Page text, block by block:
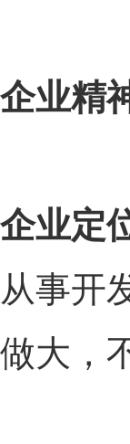
企业精
企业定
从事开
做大，